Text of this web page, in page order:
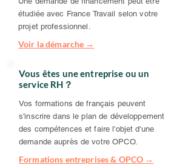
étudiée avec France Travail selon votre
projet professionnel.
Voir la démarche →
Vous êtes une entreprise ou un
service RH？
Vos formations de français peuvent
s'inscrire dans le plan de développement
des compétences et faire l'objet d'une
demande auprès de votre OPCO.
Formations entreprises & OPCO →